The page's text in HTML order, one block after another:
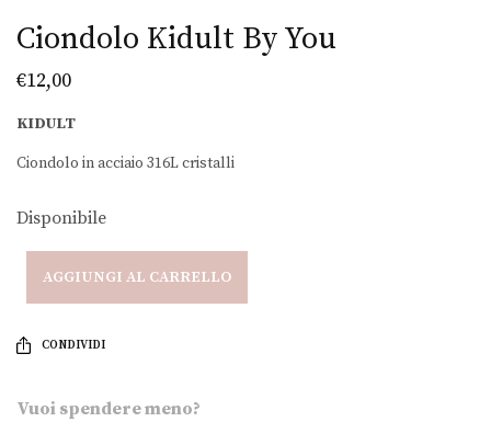
Ciondolo Kidult By You
€12,00
KIDULT
Ciondolo in acciaio 316L cristalli
Disponibile
AGGIUNGI AL CARRELLO
CONDIVIDI
m
Vuoi spendere meno?